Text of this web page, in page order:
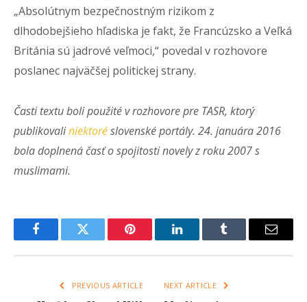
„Absolútnym bezpečnostným rizikom z
dlhodobejšieho hľadiska je fakt, že Francúzsko a Veľká
Británia sú jadrové veľmoci,“ povedal v rozhovore
poslanec najväčšej politickej strany.
Časti textu boli použité v rozhovore pre TASR, ktorý
publikovaliniektoréslovenské portály. 24. januára 2016
bola doplnená časť o spojitosti novely z roku 2007 s
muslimami.
FacebookTwitter Pinterest LinkedInTumblr Email
PREVIOUS ARTICLE NEXT ARTICLE